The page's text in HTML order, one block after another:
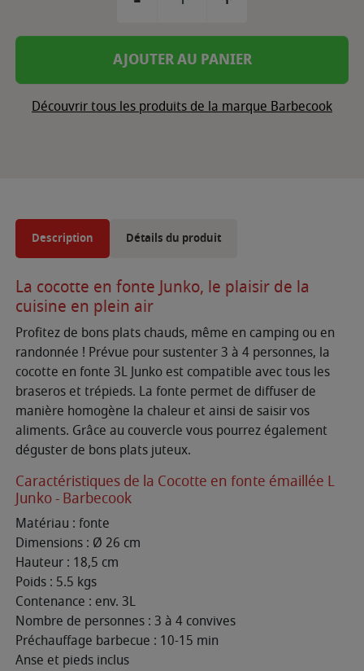
AJOUTER AU PANIER
Découvrir tous les produits de la marque Barbecook
Description Détails du produit
La cocotte en fonte Junko, le plaisir de la
cuisine en plein air
Profitez de bons plats chauds, même en camping ou en
randonnée ! Prévue pour sustenter 3 à 4 personnes, la
cocotte en fonte 3L Junko est compatible avec tous les
braseros et trépieds. La fonte permet de diffuser de
manière homogène la chaleur et ainsi de saisir vos
aliments. Grâce au couvercle vous pourrez également
déguster de bons plats juteux.
Caractéristiques de la Cocotte en fonte émaillée L
Junko - Barbecook
Matériau : fonte
Dimensions : Ø 26 cm
Hauteur : 18,5 cm
Poids : 5.5 kgs
Contenance : env. 3L
Nombre de personnes : 3 à 4 convives
Préchauffage barbecue : 10-15 min
Anse et pieds inclus